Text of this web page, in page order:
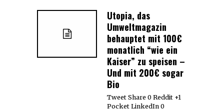
Utopia, das
Umweltmagazin
behauptet mit 100€
monatlich “wie ein
Kaiser” zu speisen –
Und mit 200€ sogar
Bio
Tweet Share 0 Reddit +1
Pocket LinkedIn 0